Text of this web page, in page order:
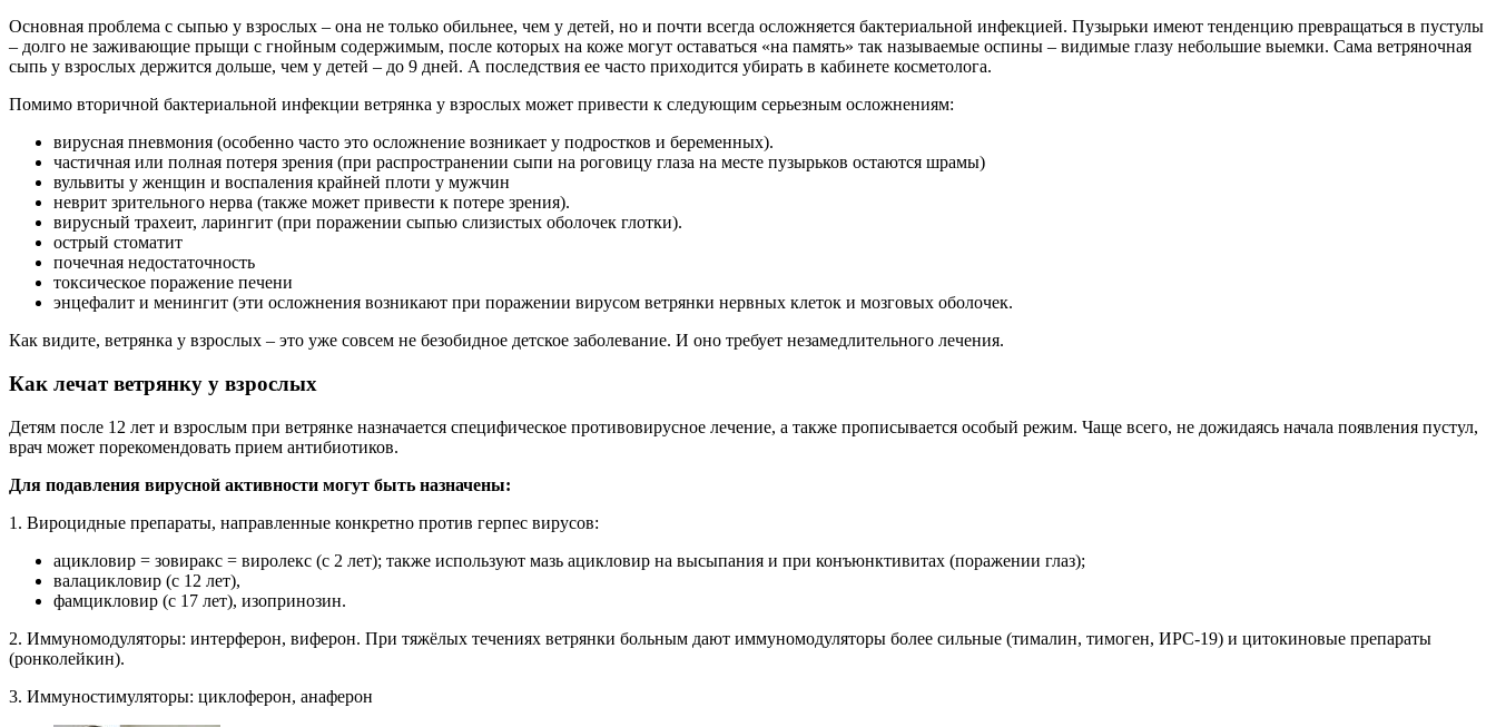
Основная проблема с сыпью у взрослых – она не только обильнее, чем у детей, но и почти всегда осложняется бактериальной инфекцией. Пузырьки имеют тенденцию превращаться в пустулы
– долго не заживающие прыщи с гнойным содержимым, после которых на коже могут оставаться «на память» так называемые оспины – видимые глазу небольшие выемки. Сама ветряночная
сыпь у взрослых держится дольше, чем у детей – до 9 дней. А последствия ее часто приходится убирать в кабинете косметолога.
Помимо вторичной бактериальной инфекции ветрянка у взрослых может привести к следующим серьезным осложнениям:
вирусная пневмония (особенно часто это осложнение возникает у подростков и беременных).
частичная или полная потеря зрения (при распространении сыпи на роговицу глаза на месте пузырьков остаются шрамы)
вульвиты у женщин и воспаления крайней плоти у мужчин
неврит зрительного нерва (также может привести к потере зрения).
вирусный трахеит, ларингит (при поражении сыпью слизистых оболочек глотки).
острый стоматит
почечная недостаточность
токсическое поражение печени
энцефалит и менингит (эти осложнения возникают при поражении вирусом ветрянки нервных клеток и мозговых оболочек.
Как видите, ветрянка у взрослых – это уже совсем не безобидное детское заболевание. И оно требует незамедлительного лечения.
Как лечат ветрянку у взрослых
Детям после 12 лет и взрослым при ветрянке назначается специфическое противовирусное лечение, а также прописывается особый режим. Чаще всего, не дожидаясь начала появления пустул,
врач может порекомендовать прием антибиотиков.
Для подавления вирусной активности могут быть назначены:
1. Вироцидные препараты, направленные конкретно против герпес вирусов:
ацикловир = зовиракс = виролекс (с 2 лет); также используют мазь ацикловир на высыпания и при конъюнктивитах (поражении глаз);
валацикловир (с 12 лет),
фамцикловир (с 17 лет), изопринозин.
2. Иммуномодуляторы: интерферон, виферон. При тяжёлых течениях ветрянки больным дают иммуномодуляторы более сильные (тималин, тимоген, ИРС-19) и цитокиновые препараты
(ронколейкин).
3. Иммуностимуляторы: циклоферон, анаферон